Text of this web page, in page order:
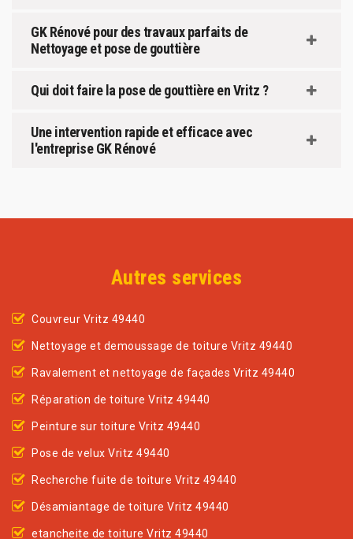
GK Rénové pour des travaux parfaits de
Nettoyage et pose de gouttière
Qui doit faire la pose de gouttière en Vritz ?
Une intervention rapide et efficace avec
l'entreprise GK Rénové
Autres services
Couvreur Vritz 49440
Nettoyage et demoussage de toiture Vritz 49440
Ravalement et nettoyage de façades Vritz 49440
Réparation de toiture Vritz 49440
Peinture sur toiture Vritz 49440
Pose de velux Vritz 49440
Recherche fuite de toiture Vritz 49440
Désamiantage de toiture Vritz 49440
etancheite de toiture Vritz 49440